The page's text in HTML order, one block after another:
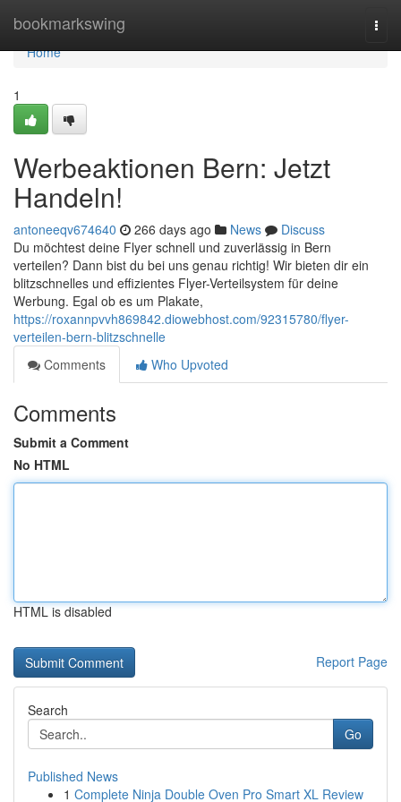
bookmarkswing
Home
Home
1
Werbeaktionen Bern: Jetzt
Handeln!
antoneeqv674640 266 days ago News
Discuss
Du möchtest deine Flyer schnell und zuverlässig in Bern
verteilen? Dann bist du bei uns genau richtig! Wir bieten dir ein
blitzschnelles und effizientes Flyer-Verteilsystem für deine
Werbung. Egal ob es um Plakate,
https://roxannpvvh869842.diowebhost.com/92315780/flyer-
verteilen-bern-blitzschnelle
Comments
Who Upvoted
Comments
Submit a Comment
No HTML
HTML is disabled
Report Page
Search
Go
Published News
1 Complete Ninja Double Oven Pro Smart XL Review